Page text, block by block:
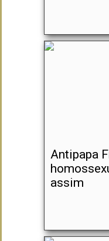
Antipapa
assim